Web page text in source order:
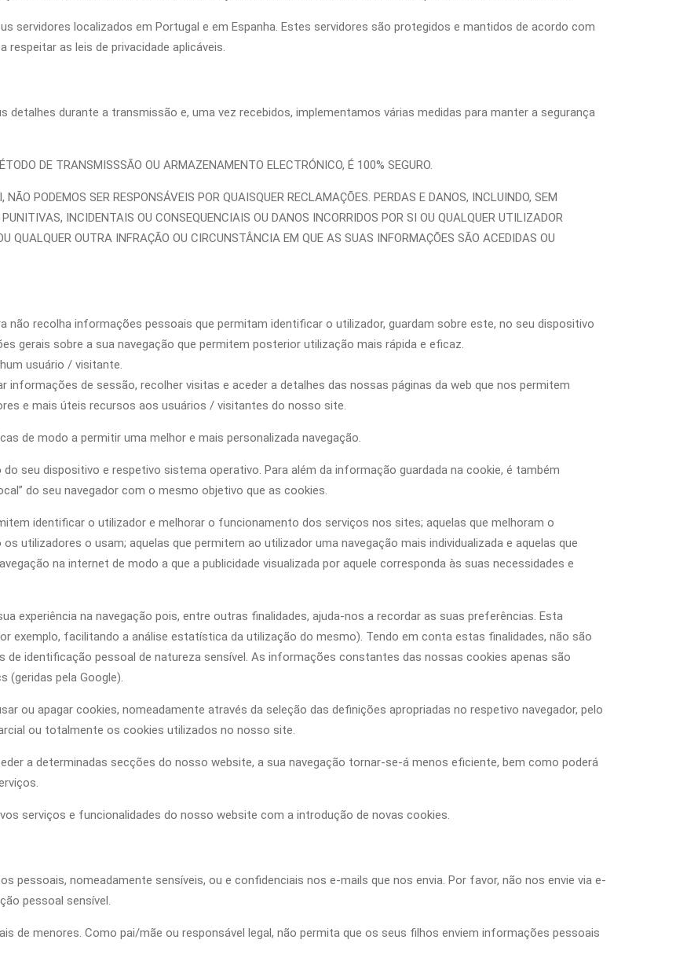
servidores localizados em Portugal e em Espanha. Estes servidores são protegidos e mantidos de acordo com
as leis de privacidade aplicáveis.
detalhes durante a transmissão e, uma vez recebidos, implementamos várias medidas para manter a segurança
DE TRANSMISSSÃO OU ARMAZENAMENTO ELECTRÓNICO, É 100% SEGURO.
PODEMOS SER RESPONSÁVEIS POR QUAISQUER RECLAMAÇÕES. PERDAS E DANOS, INCLUINDO, SEM
INCIDENTAIS OU CONSEQUENCIAIS OU DANOS INCORRIDOS POR SI OU QUALQUER UTILIZADOR
QUALQUER OUTRA INFRAÇÃO OU CIRCUNSTÂNCIA EM QUE AS SUAS INFORMAÇÕES SÃO ACEDIDAS OU
não recolha informações pessoais que permitam identificar o utilizador, guardam sobre este, no seu dispositivo
gerais sobre a sua navegação que permitem posterior utilização mais rápida e eficaz.
usuário / visitante.
informações de sessão, recolher visitas e aceder a detalhes das nossas páginas da web que nos permitem
e mais úteis recursos aos usuários / visitantes do nosso site.
de modo a permitir uma melhor e mais personalizada navegação.
seu dispositivo e respetivo sistema operativo. Para além da informação guardada na cookie, é também
do seu navegador com o mesmo objetivo que as cookies.
identificar o utilizador e melhorar o funcionamento dos serviços nos sites; aquelas que melhoram o
utilizadores o usam; aquelas que permitem ao utilizador uma navegação mais individualizada e aquelas que
na internet de modo a que a publicidade visualizada por aquele corresponda às suas necessidades e
experiência na navegação pois, entre outras finalidades, ajuda-nos a recordar as suas preferências. Esta
exemplo, facilitando a análise estatística da utilização do mesmo). Tendo em conta estas finalidades, não são
identificação pessoal de natureza sensível. As informações constantes das nossas cookies apenas são
(geridas pela Google).
ou apagar cookies, nomeadamente através da seleção das definições apropriadas no respetivo navegador, pelo
ou totalmente os cookies utilizados no nosso site.
a determinadas secções do nosso website, a sua navegação tornar-se-á menos eficiente, bem como poderá
serviços e funcionalidades do nosso website com a introdução de novas cookies.
pessoais, nomeadamente sensíveis, ou e confidenciais nos e-mails que nos envia. Por favor, não nos envie via e-
pessoal sensível.
de menores. Como pai/mãe ou responsável legal, não permita que os seus filhos enviem informações pessoais